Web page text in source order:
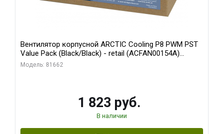
Вентилятор корпусной ARCTIC Cooling P8 PWM PST
Value Pack (Black/Black) - retail (ACFAN00154A)
(702072)
Модель: 81662
1 823 руб.
В наличии